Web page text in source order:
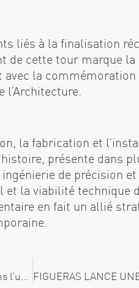
liés à la finalisation
de cette tour marque
la
la fabrication et
présente dans
de précision
la viabilité
en fait un allié